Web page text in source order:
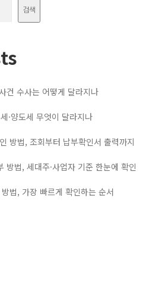
검색
건 수사는 어떻게 달라지나
·양도세 무엇이 달라지나
방법, 조회부터 납부확인서 출력까지
방법, 세대주·사업자 기준 한눈에 확인
법, 가장 빠르게 확인하는 순서